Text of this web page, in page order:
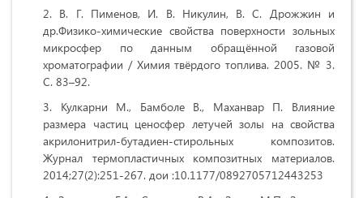
В. Г. Пименов, И. В. Никулин, B. C. Дрожжин и
др.Физико-химические свойства поверхности зольных
микросфер по данным обращённой газовой
хроматографии / Химия твёрдого топлива. 2005. № 3.
С. 83–92.
Кулкарни М., Бамболе В., Маханвар П. Влияние
размера частиц ценосфер летучей золы на свойства
акрилонитрил-бутадиен-стирольных композитов.
Журнал термопластичных композитных материалов.
2014;27(2):251-267. дои :10.1177/0892705712443253